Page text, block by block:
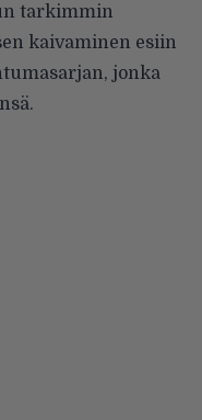
tarkimmin
kaivaminen esiin
jonka